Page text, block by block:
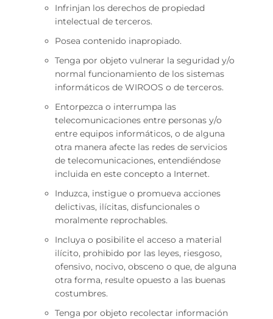
Infrinjan los derechos de propiedad
intelectual de terceros.
Posea contenido inapropiado.
Tenga por objeto vulnerar la seguridad y/o
normal funcionamiento de los sistemas
informáticos de WIROOS o de terceros.
Entorpezca o interrumpa las
telecomunicaciones entre personas y/o
entre equipos informáticos, o de alguna
otra manera afecte las redes de servicios
de telecomunicaciones, entendiéndose
incluida en este concepto a Internet.
Induzca, instigue o promueva acciones
delictivas, ilícitas, disfuncionales o
moralmente reprochables.
Incluya o posibilite el acceso a material
ilícito, prohibido por las leyes, riesgoso,
ofensivo, nocivo, obsceno o que, de alguna
otra forma, resulte opuesto a las buenas
costumbres.
Tenga por objeto recolectar información